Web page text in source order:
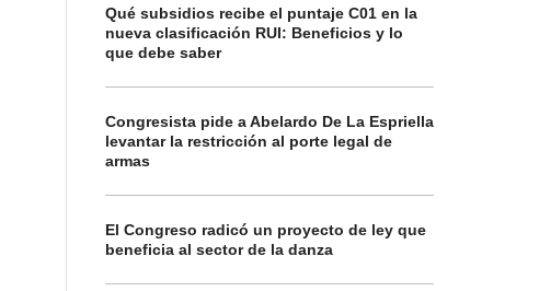
Qué subsidios recibe el puntaje C01 en la
nueva clasificación RUI: Beneficios y lo
que debe saber
Congresista pide a Abelardo De La Espriella
levantar la restricción al porte legal de
armas
El Congreso radicó un proyecto de ley que
beneficia al sector de la danza